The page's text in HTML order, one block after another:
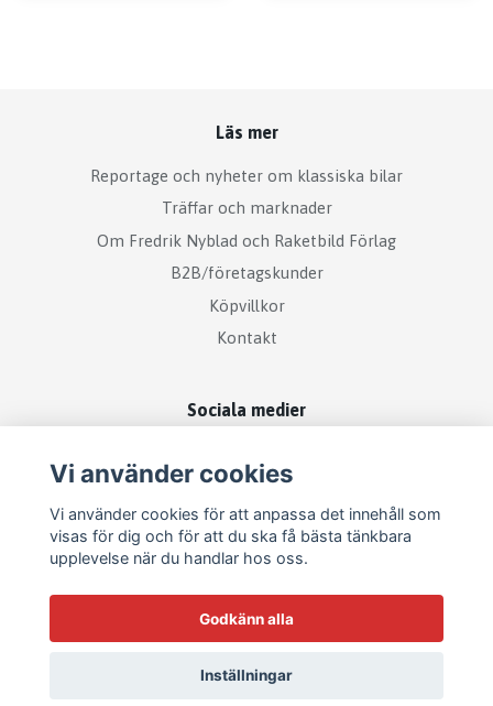
Läs mer
Reportage och nyheter om klassiska bilar
Träffar och marknader
Om Fredrik Nyblad och Raketbild Förlag
B2B/företagskunder
Köpvillkor
Kontakt
Sociala medier
Missa inga nyheter - prenumerera på Raketbilds
nyhetsbrev!
Vi använder cookies
Vi använder cookies för att anpassa det innehåll som
visas för dig och för att du ska få bästa tänkbara
upplevelse när du handlar hos oss.
Godkänn alla
Inställningar